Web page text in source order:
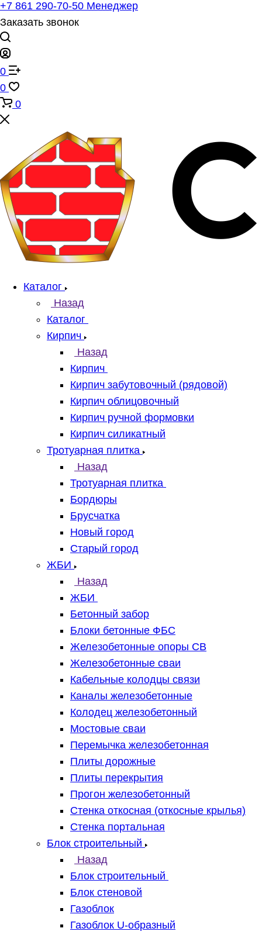
+7 861 290-70-50 Менеджер
Заказать звонок
0
0
0
Каталог
Назад
Каталог
Кирпич
Назад
Кирпич
Кирпич забутовочный (рядовой)
Кирпич облицовочный
Кирпич ручной формовки
Кирпич силикатный
Тротуарная плитка
Назад
Тротуарная плитка
Бордюры
Брусчатка
Новый город
Старый город
ЖБИ
Назад
ЖБИ
Бетонный забор
Блоки бетонные ФБС
Железобетонные опоры СВ
Железобетонные сваи
Кабельные колодцы связи
Каналы железобетонные
Колодец железобетонный
Мостовые сваи
Перемычка железобетонная
Плиты дорожные
Плиты перекрытия
Прогон железобетонный
Стенка откосная (откосные крылья)
Стенка портальная
Блок строительный
Назад
Блок строительный
Блок стеновой
Газоблок
Газоблок U-образный